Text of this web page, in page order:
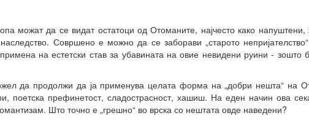
можат да се видат остатоци од Отоманите, најчесто како
Совршено е можно да се заборави „старото непријателство“
на естетски став за убавината на овие невидени руини -
да продолжи да ја применува целата форма на „добри нешта“ на
поетска префинетост, сладострасност, хашиш. На еден начин ова
Што точно е „грешно“ во врска со нештата овде наведени?